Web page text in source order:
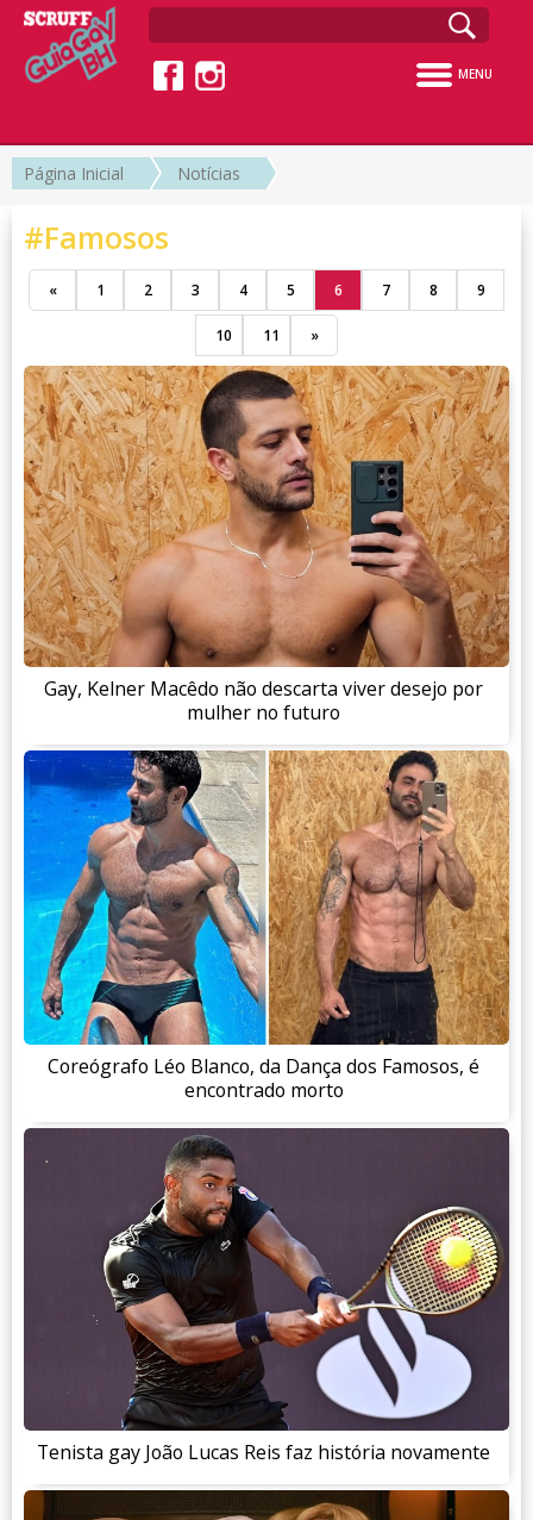
MENU
Página Inicial Notícias
#Famosos
Gay, Kelner Macêdo não descarta viver desejo por
mulher no futuro
Coreógrafo Léo Blanco, da Dança dos Famosos, é
encontrado morto
Tenista gay João Lucas Reis faz história novamente
« 1 2 3 4 5 6 7 8 9
10 11 »